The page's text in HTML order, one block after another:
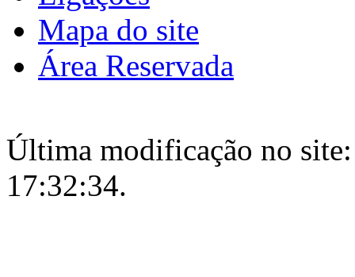
Mapa do site
Área Reservada
Última modificação no
17:32:34.